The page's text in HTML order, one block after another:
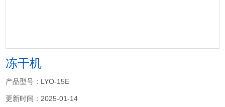
冻干机
产品型号：LYO-15E
更新时间：2025-01-14